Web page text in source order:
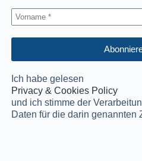
Ich habe gelesen
Privacy & Cookies Policy
und ich stimme der
Daten für die darin genannten